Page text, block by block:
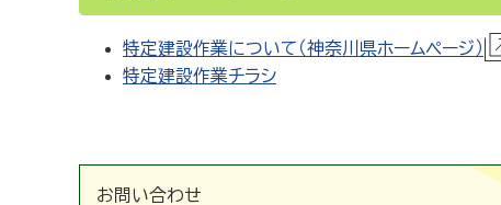
特定建設作業について（神奈川県ホームページ）
特定建設作業チラシ
お問い合わせ